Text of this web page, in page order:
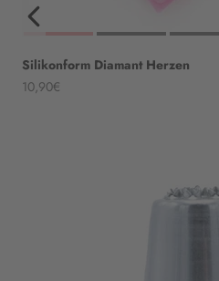
Silikonform Diamant Herzen
Angebot
10,90€